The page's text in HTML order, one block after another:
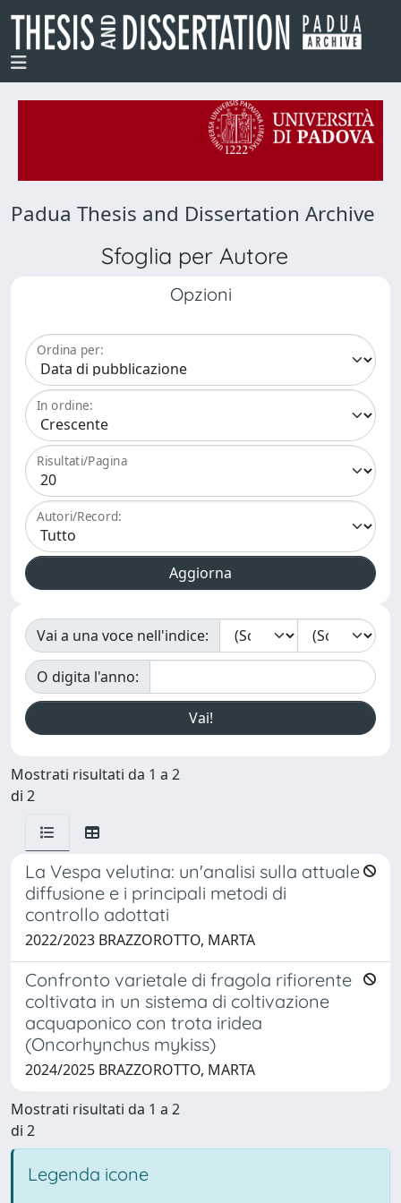
Padua Thesis and Dissertation Archive
Sfoglia per Autore
Opzioni
Ordina per:
In ordine:
Risultati/Pagina
Autori/Record:
Vai a una voce nell'indice:
O digita l'anno:
Mostrati risultati da 1 a 2
di 2
La Vespa velutina: un'analisi sulla attuale
diffusione e i principali metodi di
controllo adottati
2022/2023 BRAZZOROTTO, MARTA
Confronto varietale di fragola rifiorente
coltivata in un sistema di coltivazione
acquaponico con trota iridea
(Oncorhynchus mykiss)
2024/2025 BRAZZOROTTO, MARTA
Mostrati risultati da 1 a 2
di 2
Legenda icone